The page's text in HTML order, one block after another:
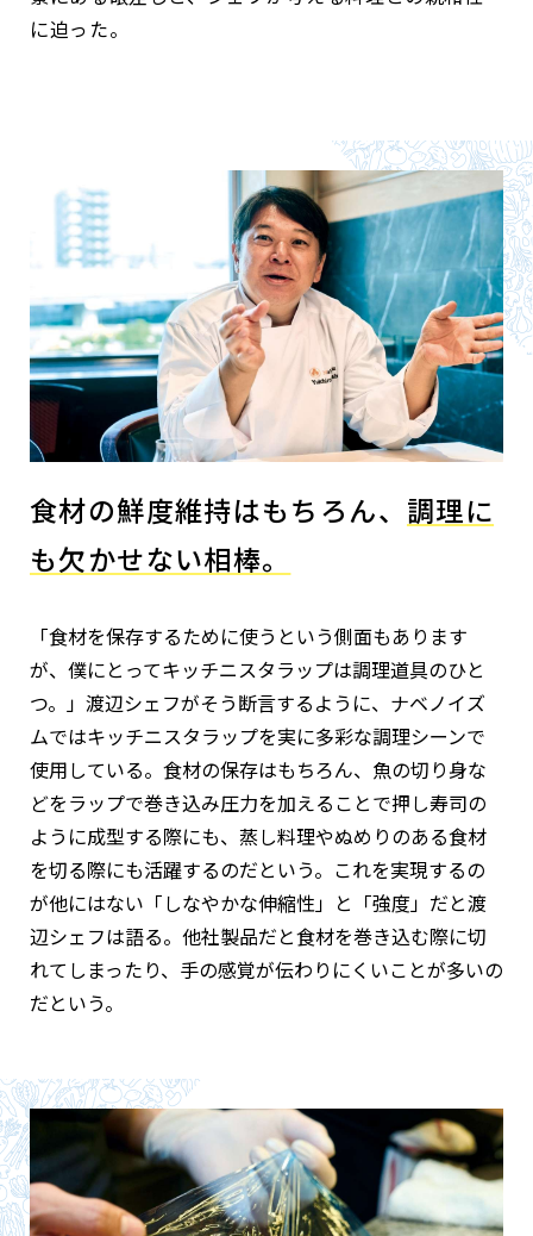
に迫った。
食材の鮮度維持はもちろん、 調理に
も欠かせない相棒。
「食材を保存するために使うという側面もあります
が、僕にとってキッチニスタラップは調理道具のひと
つ。」渡辺シェフがそう断言するように、ナベノイズ
ムではキッチニスタラップを実に多彩な調理シーンで
使用している。食材の保存はもちろん、魚の切り身な
どをラップで巻き込み圧力を加えることで押し寿司の
ように成型する際にも、蒸し料理やぬめりのある食材
を切る際にも活躍するのだという。これを実現するの
が他にはない「しなやかな伸縮性」と「強度」だと渡
辺シェフは語る。他社製品だと食材を巻き込む際に切
れてしまったり、手の感覚が伝わりにくいことが多いの
だという。